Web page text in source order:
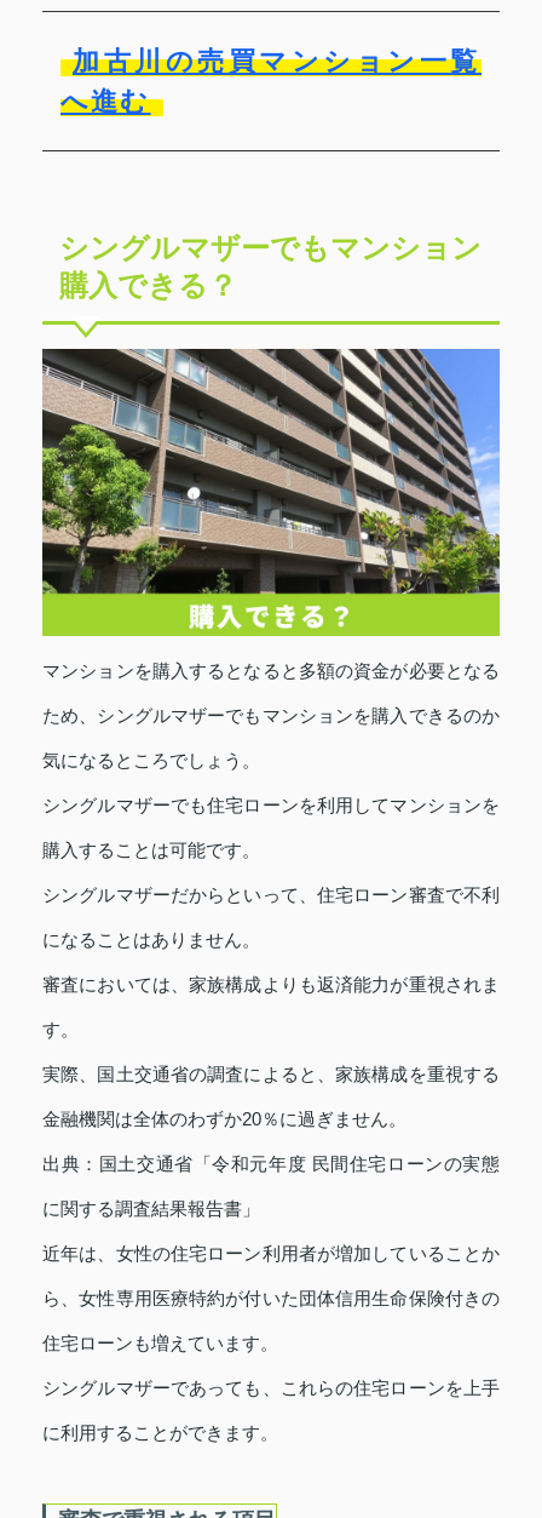
加古川の売買マンション一覧
へ進む
シングルマザーでもマンション
購入できる？
マンションを購入するとなると多額の資金が必要となる
ため、シングルマザーでもマンションを購入できるのか
気になるところでしょう。
シングルマザーでも住宅ローンを利用してマンションを
購入することは可能です。
シングルマザーだからといって、住宅ローン審査で不利
になることはありません。
審査においては、家族構成よりも返済能力が重視されま
す。
実際、国土交通省の調査によると、家族構成を重視する
金融機関は全体のわずか20％に過ぎません。
出典：国土交通省「令和元年度 民間住宅ローンの実態
に関する調査結果報告書」
近年は、女性の住宅ローン利用者が増加していることか
ら、女性専用医療特約が付いた団体信用生命保険付きの
住宅ローンも増えています。
シングルマザーであっても、これらの住宅ローンを上手
に利用することができます。